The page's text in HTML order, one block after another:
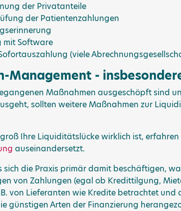
der Privatanteile
der Patientenzahlungen
mit Software
(viele
Management -
Maßnahmen ausgeschöpft sind
sollten weitere Maßnahmen zur
Ihre Liquiditätslücke wirklich ist, erfahren
auseinandersetzt.
sich die Praxis primär damit beschäftigen,
von Zahlungen (egal ob Kredittilgung,
von Lieferanten wie Kredite betrachtet
günstigen Arten der Finanzierung